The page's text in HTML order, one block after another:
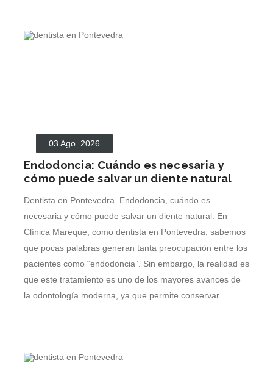
03 Ago. 2026
Endodoncia: Cuándo es necesaria y
cómo puede salvar un diente natural
Dentista en Pontevedra. Endodoncia, cuándo es
necesaria y cómo puede salvar un diente natural. En
Clínica Mareque, como dentista en Pontevedra, sabemos
que pocas palabras generan tanta preocupación entre los
pacientes como “endodoncia”. Sin embargo, la realidad es
que este tratamiento es uno de los mayores avances de
la odontología moderna, ya que permite conservar